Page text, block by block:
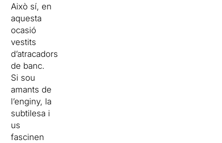
Això sí, en
aquesta
ocasió
vestits
d’atracadors
de banc.
Si sou
amants de
l’enginy, la
subtilesa i
us
fascinen